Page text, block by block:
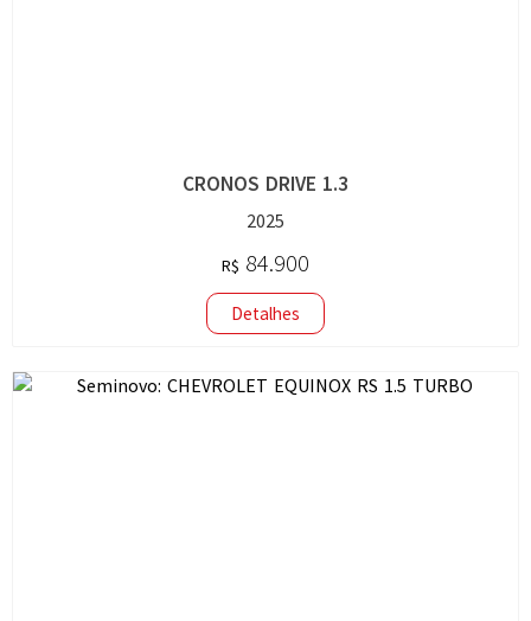
CRONOS DRIVE 1.3
2025
R$ 84.900
Detalhes